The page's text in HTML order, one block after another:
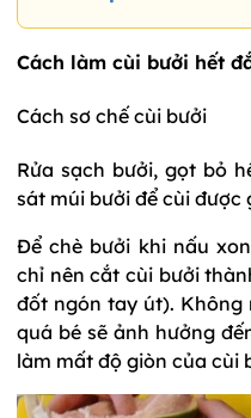
Cách làm cùi bưởi hết
Cách sơ chế cùi bưởi
Rửa sạch bưởi, gọt bỏ
sát múi bưởi để cùi được
Để chè bưởi khi nấu
chỉ nên cắt cùi bưởi
đốt ngón tay út). Không
quá bé sẽ ảnh hưởng
làm mất độ giòn của cùi